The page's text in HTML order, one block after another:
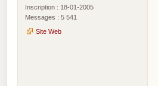
Inscription : 18-01-2005
Messages : 5 541
Site Web